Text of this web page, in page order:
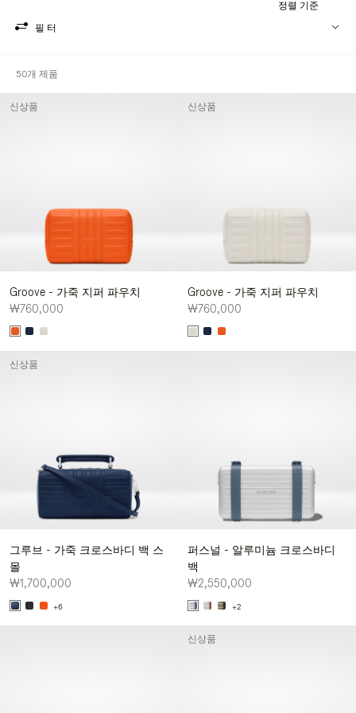
필터
정렬 기준
50개 제품
Groove - 가죽 지퍼 파우치
₩760,000
신상품
Groove - 가죽 지퍼 파우치
₩760,000
신상품
그루브 - 가죽 크로스바디 백 스
몰
₩1,700,000
+6
신상품
퍼스널 - 알루미늄 크로스바디
백
₩2,550,000
+2
신상품